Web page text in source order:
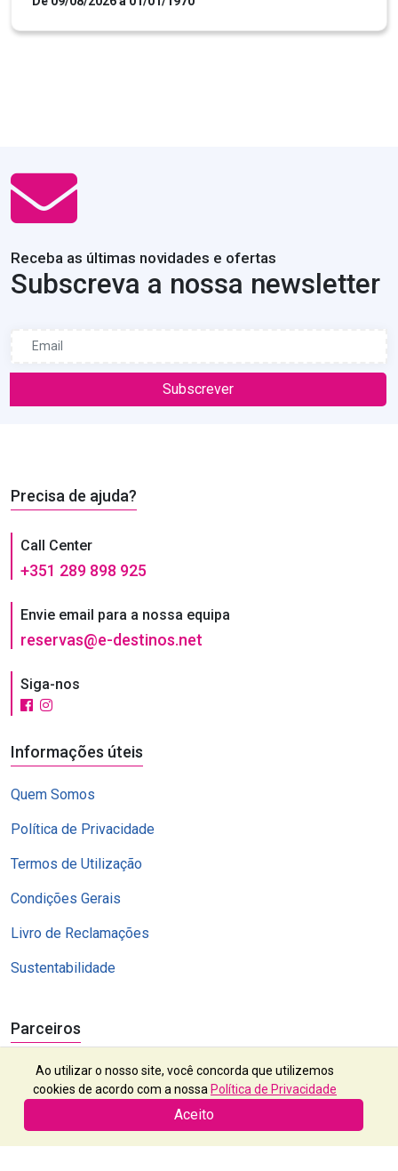
Receba as últimas novidades e ofertas
Subscreva a nossa newsletter
Subscrever
Precisa de ajuda?
Call Center
+351 289 898 925
Envie email para a nossa equipa
reservas@e-destinos.net
Siga-nos
Informações úteis
Quem Somos
Política de Privacidade
Termos de Utilização
Condições Gerais
Livro de Reclamações
Sustentabilidade
Parceiros
Ao utilizar o nosso site, você concorda que utilizemos
cookies de acordo com a nossa Política de Privacidade
Aceito